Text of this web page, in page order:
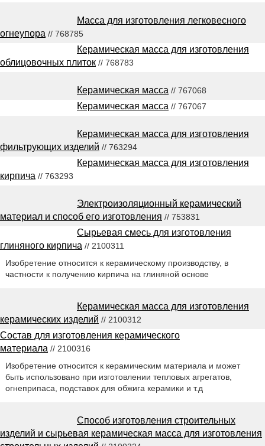
Масса для изготовления легковесного
огнеупора // 768785
Керамическая масса для изготовления
облицовочных плиток // 768783
Керамическая масса // 767068
Керамическая масса // 767067
Керамическая масса для изготовления
фильтрующих изделий // 763294
Керамическая масса для изготовления
кирпича // 763293
Электроизоляционный керамический
материал и способ его изготовления // 753831
Сырьевая смесь для изготовления
глиняного кирпича // 2100311
Изобретение относится к керамическому производству, в
частности к получению кирпича на глиняной основе
Керамическая масса для изготовления
керамических изделий // 2100312
Состав для изготовления керамического
материала // 2100316
Изобретение относится к керамическим материала и может
быть использовано при изготовлении тепловых агрегатов,
огнеприпаса, подставок для обжига керамики и т.д
Способ изготовления строительных
изделий и сырьевая керамическая масса для изготовления